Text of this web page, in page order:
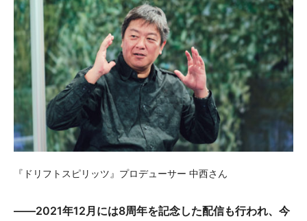
『ドリフトスピリッツ』プロデューサー 中西さん
――2021年12月には8周年を記念した配信も行われ、今